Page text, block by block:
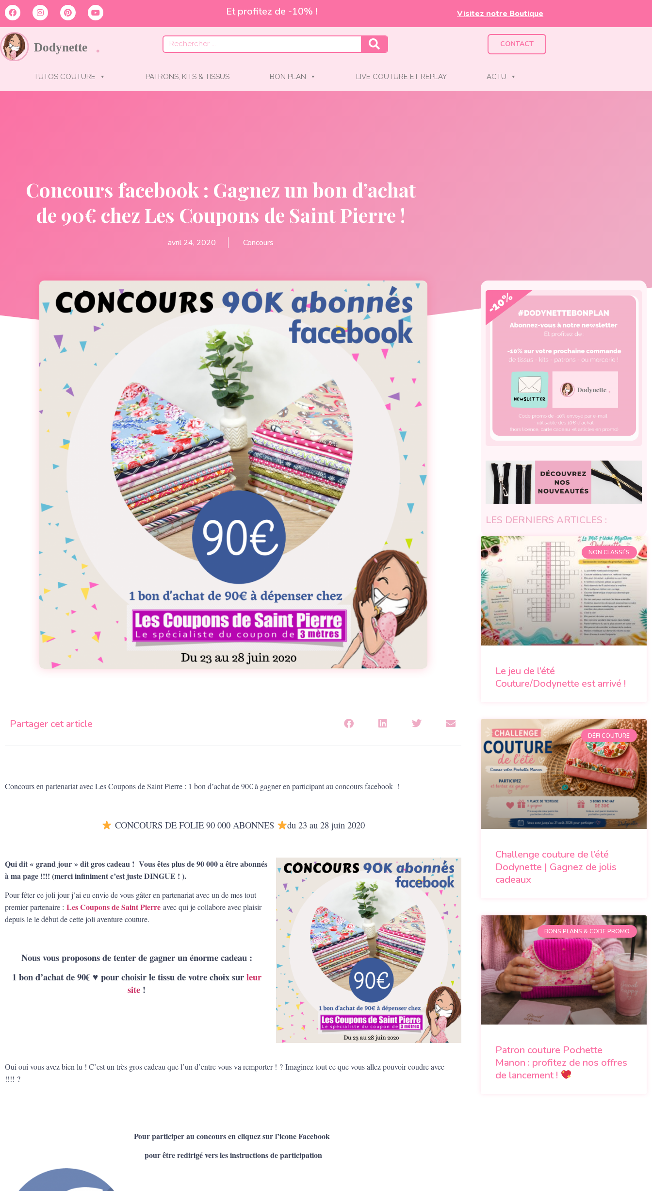
Livraison offerte à partir de 55€* Visitez notre Boutique
CONTACT
TUTOS COUTURE PATRONS, KITS & TISSUS BON PLAN LIVE COUTURE ET REPLAY ACTU
Concours facebook : Gagnez un bon d’achat
de 90€ chez Les Coupons de Saint Pierre !
avril 24, 2020 Concours
Partager cet article
Concours en partenariat avec Les Coupons de Saint Pierre : 1 bon d’achat de 90€ à gagner en participant au concours facebook !
CONCOURS DE FOLIE 90 000 ABONNES du 23 au 28 juin 2020
Qui dit « grand jour » dit gros cadeau ! Vous êtes plus de 90 000 a être abonnés
à ma page !!!! (merci infiniment c’est juste DINGUE ! ).
Pour fêter ce joli jour j’ai eu envie de vous gâter en partenariat avec un de mes tout
premier partenaire : Les Coupons de Saint Pierre avec qui je collabore avec plaisir
depuis le le début de cette joli aventure couture.
Nous vous proposons de tenter de gagner un énorme cadeau :
1 bon d’achat de 90€ ♥️pour choisir le tissu de votre choix surleur
site !
Oui oui vous avez bien lu ! C’est un très gros cadeau que l’un d’entre vous va remporter ! ? Imaginez tout ce que vous allez pouvoir coudre avec
!!!! ?
Pour participer au concours en cliquez sur l’icone Facebook
pour être redirigé vers les instructions de participation
LES DERNIERS ARTICLES :
NON CLASSÉS
Le jeu de l’été
Couture/Dodynette est arrivé !
DÉFI COUTURE
Challenge couture de l’été
Dodynette | Gagnez de jolis
cadeaux
BONS PLANS & CODE PROMO
Patron couture Pochette
Manon : profitez de nos offres
de lancement !